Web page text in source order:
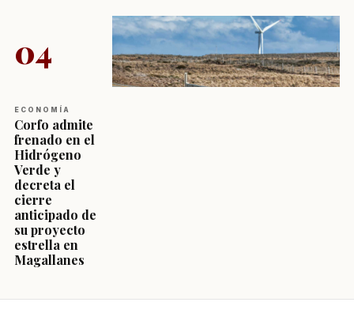
04
ECONOMÍA
Corfo admite
frenado en el
Hidrógeno
Verde y
decreta el
cierre
anticipado de
su proyecto
estrella en
Magallanes